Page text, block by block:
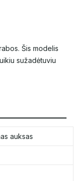
Šis modelis
sužadėtuviu
auksas